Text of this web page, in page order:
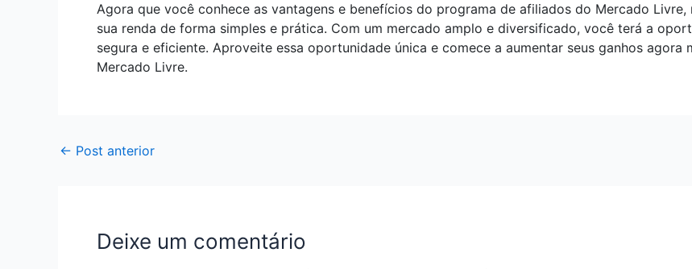
Agora que você conhece as vantagens e benefícios do programa de afiliados do Mercado
sua renda de forma simples e prática. Com um mercado amplo e diversificado, você terá a
segura e eficiente. Aproveite essa oportunidade única e comece a aumentar seus ganhos
Mercado Livre.
← Post anterior
Deixe um comentário